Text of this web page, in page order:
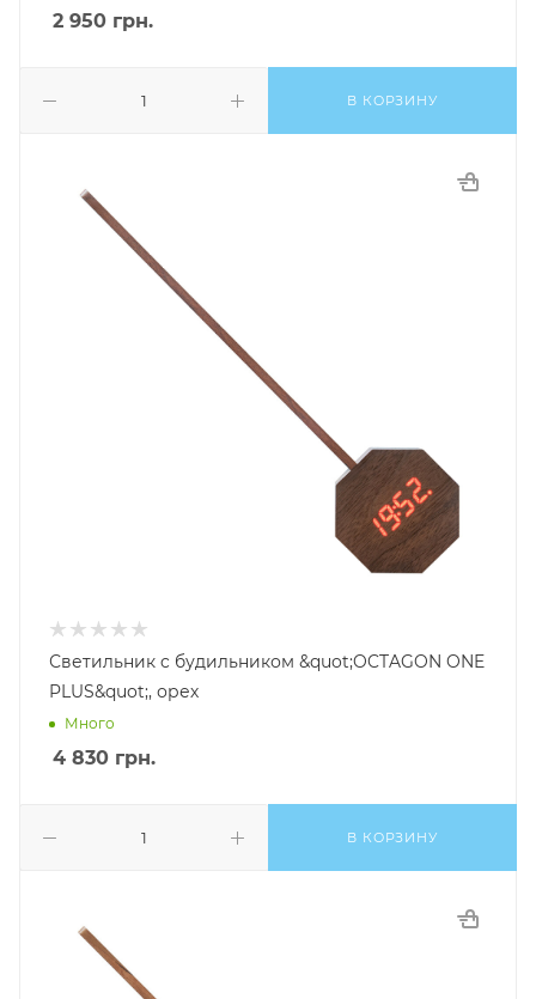
2 950 грн.
В КОРЗИНУ
Светильник c будильником &quot;OCTAGON ONE
PLUS&quot;, орех
Много
4 830 грн.
В КОРЗИНУ